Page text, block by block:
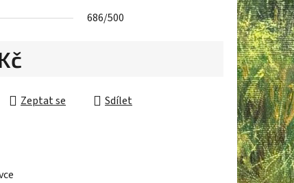
686/500
Zeptat se Sdílet